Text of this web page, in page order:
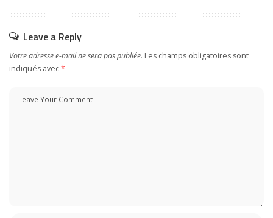
Leave a Reply
Votre adresse e-mail ne sera pas publiée. Les champs obligatoires sont
indiqués avec*